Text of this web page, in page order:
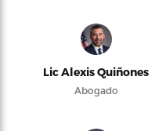
Lic Alexis Quiñones
Abogado